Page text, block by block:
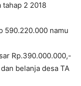
tahap 2 2018
590.220.000 namu
Rp.390.000.000,-
belanja desa TA